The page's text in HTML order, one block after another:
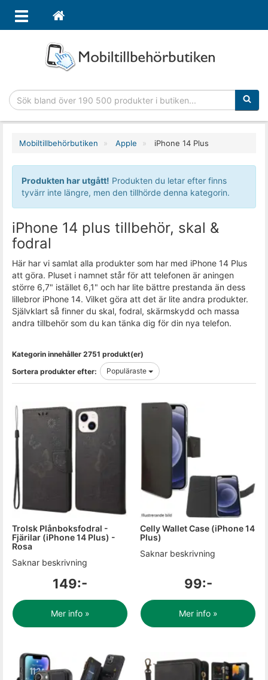
Mobiltillbehörbutiken Apple iPhone 14 Plus
Produkten har utgått! Produkten du letar efter finns
tyvärr inte längre, men den tillhörde denna kategorin.
iPhone 14 plus tillbehör, skal &
fodral
Här har vi samlat alla produkter som har med iPhone 14 Plus
att göra. Pluset i namnet står för att telefonen är aningen
större 6,7" istället 6,1" och har lite bättre prestanda än dess
lillebror iPhone 14. Vilket göra att det är lite andra produkter.
Självklart så finner du skal, fodral, skärmskydd och massa
andra tillbehör som du kan tänka dig för din nya telefon.
Kategorin innehåller 2751 produkt(er)
Sortera produkter efter:
Populäraste
Trolsk Plånboksfodral -
Fjärilar (iPhone 14 Plus) -
Rosa
Saknar beskrivning
149:-
Mer info »
Celly Wallet Case (iPhone 14
Plus)
Saknar beskrivning
99:-
Mer info »